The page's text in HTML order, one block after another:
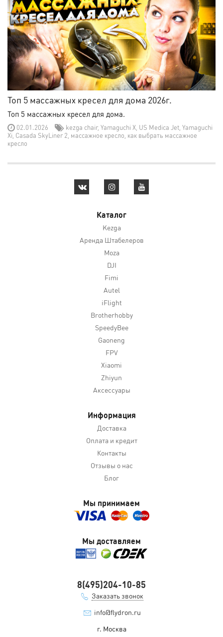
Топ 5 массажных кресел для дома 2026г.
Топ 5 массажных кресел для дома.
02.01.2026 kezga chair, Yamaguchi X US Medica Jet Yamaguchi
Xi Casada SkyLiner 2 массажное кресло как выбрать массажное
кресло
Каталог
Kezga
Аренда Штабелеров
Moza
DJI
Fimi
Autel
iFlight
Brotherhobby
SpeedyBee
Gaoneng
FPV
Xiaomi
Zhiyun
Аксессуары
Информация
Доставка
Оплата и кредит
Контакты
Отзывы о нас
Блог
Мы принимаем
Мы доставляем
8(495)204-10-85
Заказать звонок
info@flydron.ru
г. Москва